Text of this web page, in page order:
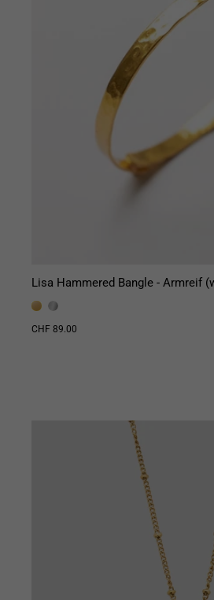
Lisa Hammered Bangle - Armreif
CHF 89.00